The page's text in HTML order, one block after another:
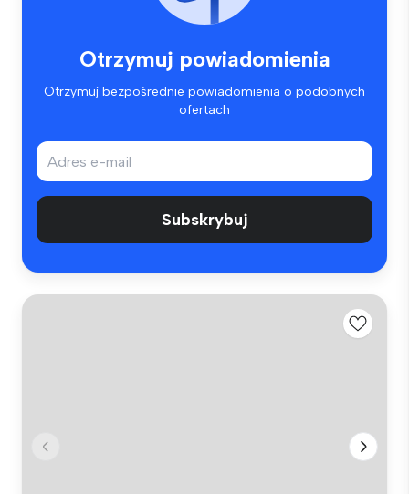
Otrzymuj powiadomienia
Otrzymuj bezpośrednie powiadomienia o podobnych
ofertach
Subskrybuj